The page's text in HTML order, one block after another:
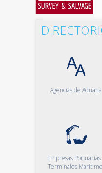
Agencias de Aduana
Empresas Portuarias
Terminales